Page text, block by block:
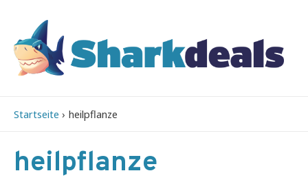
Startseite heilpflanze
heilpflanze